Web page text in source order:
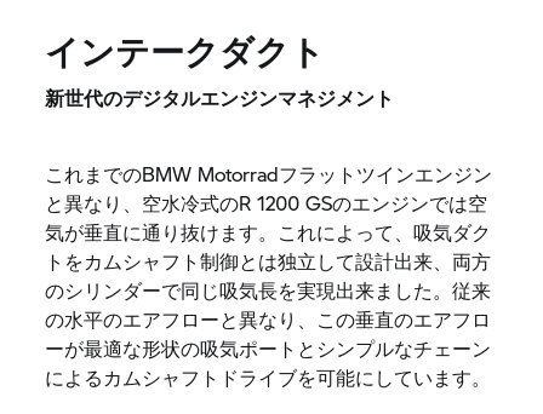
インテークダクト
新世代のデジタルエンジンマネジメント
これまでのBMW Motorradフラットツインエンジン
と異なり、空水冷式のR 1200 GSのエンジンでは空
気が垂直に通り抜けます。これによって、吸気ダク
トをカムシャフト制御とは独立して設計出来、両方
のシリンダーで同じ吸気長を実現出来ました。従来
の水平のエアフローと異なり、この垂直のエアフロ
ーが最適な形状の吸気ポートとシンプルなチェーン
によるカムシャフトドライブを可能にしています。